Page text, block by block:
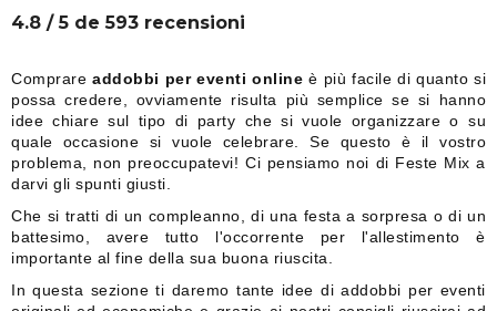
4.8 / 5 de 593 recensioni
Comprare addobbi per eventi online è più facile di quanto si
possa credere, ovviamente risulta più semplice se si hanno
idee chiare sul tipo di party che si vuole organizzare o su
quale occasione si vuole celebrare. Se questo è il vostro
problema, non preoccupatevi! Ci pensiamo noi di Feste Mix a
darvi gli spunti giusti.
Che si tratti di un compleanno, di una festa a sorpresa o di un
battesimo, avere tutto l'occorrente per l'allestimento è
importante al fine della sua buona riuscita.
In questa sezione ti daremo tante idee di addobbi per eventi